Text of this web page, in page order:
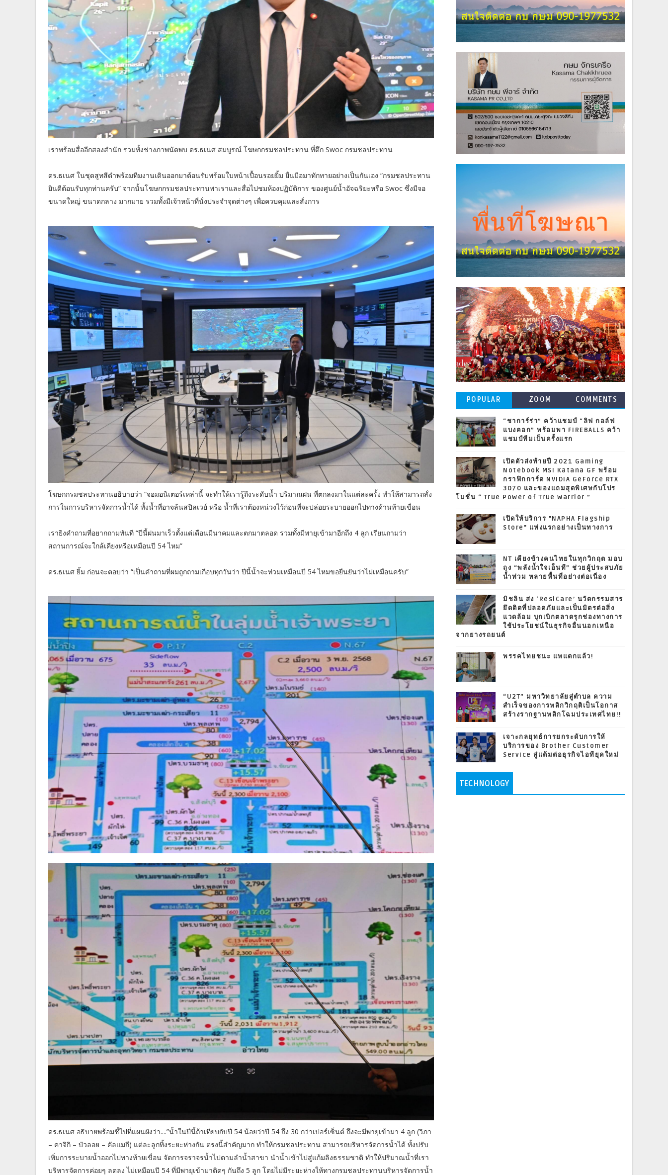
เราพร้อมสื่ออีกสองสำนัก รวมทั้งช่างภาพนัดพบ ดร.ธเนศ สมบูรณ์ โฆษกกรมชลประทาน ที่ตึก Swoc กรมชลประทาน
ดร.ธเนศ ในชุดสูทสีดำพร้อมทีมงานเดินออกมาต้อนรับพร้อมใบหน้าเปื้อนรอยยิ้ม ยื่นมือมาทักทายอย่างเป็นกันเอง “กรมชลประทาน
ยินดีต้อนรับทุกท่านครับ” จากนั้นโฆษกกรมชลประทานพาเราและสื่อไปชมห้องปฏิบัติการ ของศูนย์น้ำอัจฉริยะหรือ Swoc ซึ่งมีจอ
ขนาดใหญ่ ขนาดกลาง มากมาย รวมทั้งมีเจ้าหน้าที่นั่งประจำจุดต่างๆ เพื่อควบคุมและสั่งการ
โฆษกกรมชลประทานอธิบายว่า “จอมอนิเตอร์เหล่านี้ จะทำให้เรารู้ถึงระดับน้ำ ปริมาณฝน ที่ตกลงมาในแต่ละครั้ง ทำให้สามารถสั่ง
การในการบริหารจัดการน้ำได้ ทั้งน้ำที่อาจล้นสปิลเวย์ หรือ น้ำที่เราต้องหน่วงไว้ก่อนที่จะปล่อยระบายออกไปทางด้านท้ายเขื่อน
เรายิงคำถามที่อยากถามทันที “ปีนี้ฝนมาเร็วตั้งแต่เดือนมีนาคมและตกมาตลอด รวมทั้งมีพายุเข้ามาอีกถึง 4 ลูก เรียนถามว่า
สถานการณ์จะใกล้เคียงหรือเหมือนปี 54 ไหม”
ดร.ธเนศ ยิ้ม ก่อนจะตอบว่า “เป็นคำถามที่ผมถูกถามเกือบทุกวันว่า ปีนี้น้ำจะท่วมเหมือนปี 54 ไหมขอยืนยันว่าไม่เหมือนครับ”
ดร.ธเนศ อธิบายพร้อมชี้ไปที่แผนผังว่า....”น้ำในปีนี้ถ้าเทียบกับปี 54 น้อยว่าปี 54 ถึง 30 กว่าเปอร์เซ็นต์ ถึงจะมีพายุเข้ามา 4 ลูก (วิภา
– คาจิกิ – บัวลอย – คัลแมกี) แต่ละลูกทิ้งระยะห่างกัน ตรงนี้สำคัญมาก ทำให้กรมชลประทาน สามารถบริหารจัดการน้ำได้ ทั้งปรับ
เพิ่มการระบายน้ำออกไปทางท้ายเขื่อน จัดการจราจรน้ำไปตามลำน้ำสาขา นำน้ำเข้าไปสู่แก้มลิงธรรมชาติ ทำให้ปริมาณน้ำที่เรา
บริหารจัดการค่อยๆ ลดลง ไม่เหมือนปี 54 ที่มีพายุเข้ามาติดๆ กันถึง 5 ลูก โดยไม่มีระยะห่างให้ทางกรมชลประทานบริหารจัดการน้ำ
POPULAR
POSTS
ZOOM COMMENTS
“ชาการ์ร่า” คว้าแชมป์ “ลิฟ กอล์ฟ
แบงคอก” พร้อมพา FIREBALLS คว้า
แชมป์ทีมเป็นครั้งแรก
เปิดตัวส่งท้ายปี 2021 Gaming
Notebook MSI Katana GF พร้อม
กราฟิกการ์ด NVIDIA GeForce RTX
3070 และของแถมสุดพิเศษกับโปร
โมชั่น “ True Power of True Warrior ”
เปิดให้บริการ "NAPHA Flagship
Store" แห่งแรกอย่างเป็นทางการ
NT เคียงข้างคนไทยในทุกวิกฤต มอบ
ถุง “พลังน้ำใจเอ็นที” ช่วยผู้ประสบภัย
น้ำท่วม หลายพื้นที่อย่างต่อเนื่อง
มิชลิน ส่ง ‘ResiCare’ นวัตกรรมสาร
ยึดติดที่ปลอดภัยและเป็นมิตรต่อสิ่ง
แวดล้อม บุกเบิกตลาดรุกช่องทางการ
ใช้ประโยชน์ในธุรกิจอื่นนอกเหนือ
จากยางรถยนต์
พรรคไทยชนะ แพแตกแล้ว!
“U2T” มหาวิทยาลัยสู่ตำบล ความ
สำเร็จของการพลิกวิกฤติเป็นโอกาส
สร้างรากฐานพลิกโฉมประเทศไทย!!
เจาะกลยุทธ์การยกระดับการให้
บริการของ Brother Customer
Service สู่แต้มต่อธุรกิจไอทียุคใหม่
TECHNOLOGY